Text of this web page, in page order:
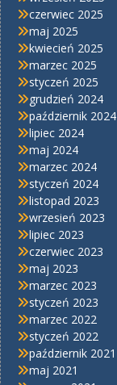
czerwiec 2025
maj 2025
kwiecień 2025
marzec 2025
styczeń 2025
grudzień 2024
październik 2024
lipiec 2024
maj 2024
marzec 2024
styczeń 2024
listopad 2023
wrzesień 2023
lipiec 2023
czerwiec 2023
maj 2023
marzec 2023
styczeń 2023
marzec 2022
styczeń 2022
październik 2021
maj 2021